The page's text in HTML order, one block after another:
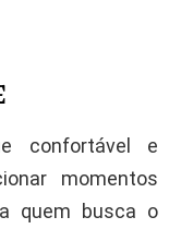
confortável e
momentos
quem busca o